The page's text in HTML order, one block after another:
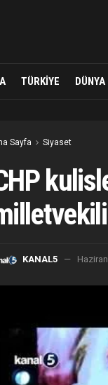
TÜRKIYE DÜNYA
Sayfa Siyaset
KANAL5